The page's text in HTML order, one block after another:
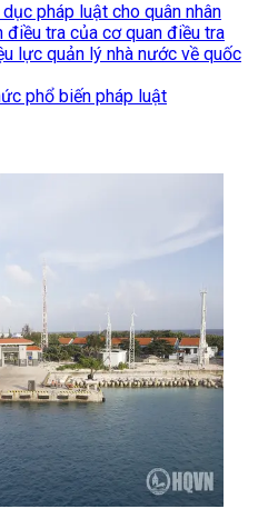
pháp luật cho quân nhân
điều tra của cơ quan điều tra
lực quản lý nhà nước về quốc
phổ biến pháp luật